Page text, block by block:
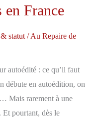
en France
statut /Au Repaire de
autoédité : ce qu’il faut
débute en autoédition, on
Mais rarement à une
Et pourtant, dès le